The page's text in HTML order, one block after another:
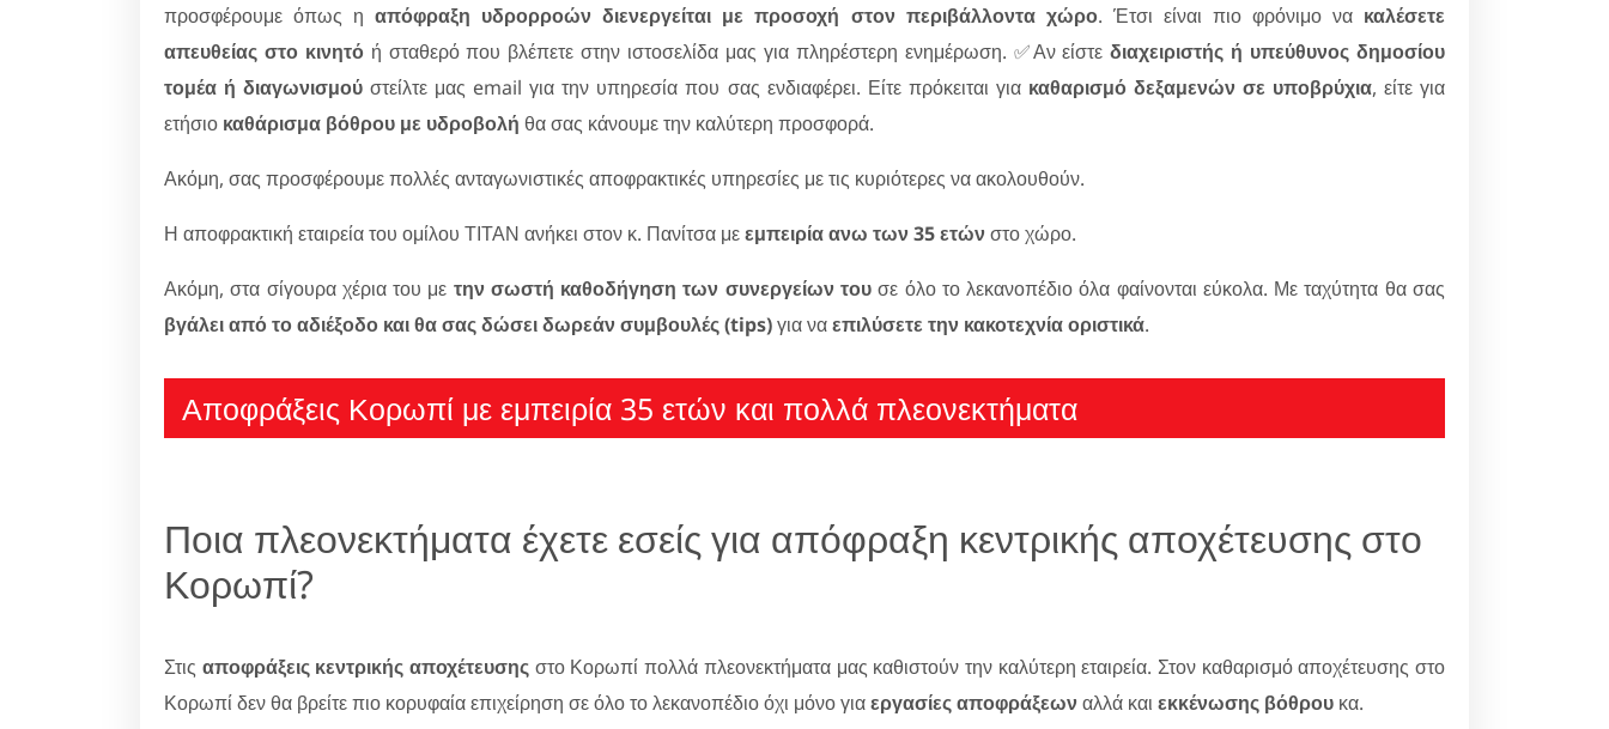
προσφέρουμε όπως ηαπόφραξη υδρορροών διενεργείται με προσοχή στον περιβάλλοντα χώρο. Έτσι είναι πιο φρόνιμο να καλέσετε
απευθείας στο κινητόή σταθερό που βλέπετε στην ιστοσελίδα μας για πληρέστερη ενημέρωση. ✅Αν είστεδιαχειριστής ή υπεύθυνος δημοσίου
τομέα ή διαγωνισμού στείλτε μας email για την υπηρεσία που σας ενδιαφέρει. Είτε πρόκειται για καθαρισμό δεξαμενών σε υποβρύχια, είτε για
ετήσιο καθάρισμα βόθρου με υδροβολή θα σας κάνουμε την καλύτερη προσφορά.
Ακόμη, σας προσφέρουμε πολλές ανταγωνιστικές αποφρακτικές υπηρεσίες με τις κυριότερες να ακολουθούν.
Η αποφρακτική εταιρεία του ομίλου ΤΙΤΑΝ ανήκει στον κ. Πανίτσα μεεμπειρία ανω των 35 ετώνστο χώρο.
Ακόμη, στα σίγουρα χέρια του με την σωστή καθοδήγηση των συνεργείων του σε όλο το λεκανοπέδιο όλα φαίνονται εύκολα. Με ταχύτητα θα σας
βγάλει από το αδιέξοδο και θα σας δώσει δωρεάν συμβουλές (tips)για ναεπιλύσετε την κακοτεχνία οριστικά.
Αποφράξεις Κορωπί με εμπειρία 35 ετών και πολλά πλεονεκτήματα
Ποια πλεονεκτήματα έχετε εσείς για απόφραξη κεντρικής αποχέτευσης στο
Κορωπί?
Στις αποφράξεις κεντρικής αποχέτευσης στο Κορωπί πολλά πλεονεκτήματα μας καθιστούν την καλύτερη εταιρεία. Στον καθαρισμό αποχέτευσης στο
Κορωπί δεν θα βρείτε πιο κορυφαία επιχείρηση σε όλο το λεκανοπέδιο όχι μόνο γιαεργασίες αποφράξεωναλλά και εκκένωσης βόθρου κα.